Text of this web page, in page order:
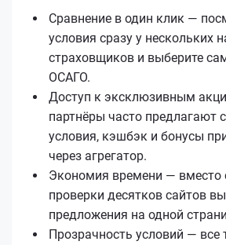
Сравнение в один клик —
условия сразу у нескольких
страховщиков и выберите
ОСАГО.
Доступ к эксклюзивным
партнёры часто предлагают
условия, кэшбэк и бонусы
через агрегатор.
Экономия времени — вместо
проверки десятков сайтов
предложения на одной
Прозрачность условий — все